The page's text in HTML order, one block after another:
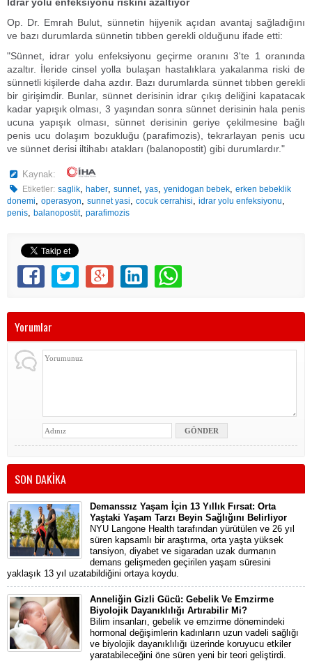
Op. Dr. Emrah Bulut, sünnetin hijyenik açıdan avantaj sağladığını
ve bazı durumlarda sünnetin tıbben gerekli olduğunu ifade etti:
"Sünnet, idrar yolu enfeksiyonu geçirme oranını 3'te 1 oranında
azaltır. İleride cinsel yolla bulaşan hastalıklara yakalanma riski de
sünnetli kişilerde daha azdır. Bazı durumlarda sünnet tıbben gerekli
bir girişimdir. Bunlar, sünnet derisinin idrar çıkış deliğini kapatacak
kadar yapışık olması, 3 yaşından sonra sünnet derisinin hala penis
ucuna yapışık olması, sünnet derisinin geriye çekilmesine bağlı
penis ucu dolaşım bozukluğu (parafimozis), tekrarlayan penis ucu
ve sünnet derisi iltihabı atakları (balanopostit) gibi durumlardır."
Kaynak:
Etiketler: saglik,haber,sunnet,yas,yenidogan bebek,erken bebeklik
donemi, operasyon, sunnet yasi, cocuk cerrahisi, idrar yolu enfeksiyonu,
penis, balanopostit, parafimozis
Yorumlar
SON DAKİKA
Demanssız Yaşam İçin 13 Yıllık Fırsat: Orta
Yaştaki Yaşam Tarzı Beyin Sağlığını Belirliyor
NYU Langone Health tarafından yürütülen ve 26 yıl
süren kapsamlı bir araştırma, orta yaşta yüksek
tansiyon, diyabet ve sigaradan uzak durmanın
demans gelişmeden geçirilen yaşam süresini
yaklaşık 13 yıl uzatabildiğini ortaya koydu.
Anneliğin Gizli Gücü: Gebelik Ve Emzirme
Biyolojik Dayanıklılığı Artırabilir Mi?
Bilim insanları, gebelik ve emzirme dönemindeki
hormonal değişimlerin kadınların uzun vadeli sağlığı
ve biyolojik dayanıklılığı üzerinde koruyucu etkiler
yaratabileceğini öne süren yeni bir teori geliştirdi.